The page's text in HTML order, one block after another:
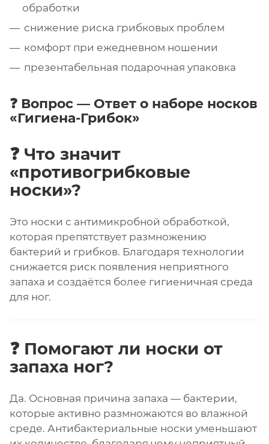
обработки
снижение риска грибковых проблем
комфорт при ежедневном ношении
презентабельная подарочная упаковка
❓ Вопрос — Ответ о наборе носков
«Гигиена-Грибок»
❓ Что значит
«противогрибковые
носки»?
Это носки с антимикробной обработкой,
которая препятствует размножению
бактерий и грибков. Благодаря технологии
снижается риск появления неприятного
запаха и создаётся более гигиеничная среда
для ног.
❓ Помогают ли носки от
запаха ног?
Да. Основная причина запаха — бактерии,
которые активно размножаются во влажной
среде. Антибактериальные носки уменьшают